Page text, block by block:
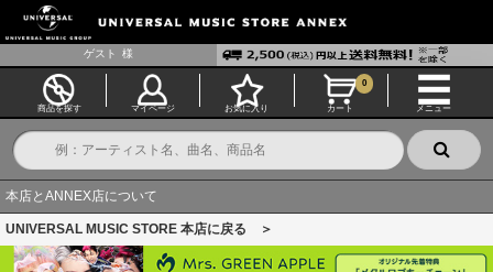
ゲスト 様
商品を探す マイページ お気に入り カート
0
メニュー
本店とANNEX店について
UNIVERSAL MUSIC STORE 本店に戻る ＞